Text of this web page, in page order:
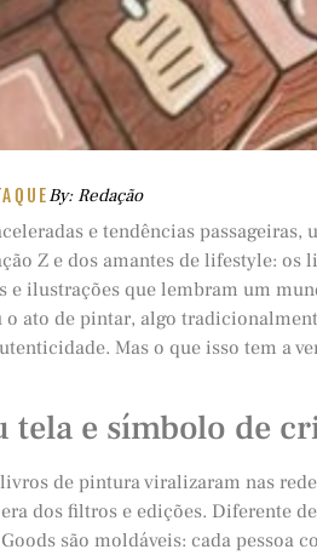
By: Redação
e tendências
Z e dos amantes de lifestyle: os
e ilustrações que lembram um
ato de pintar, algo
Mas o que isso tem a
tela e símbolo de
de pintura viralizaram nas
dos filtros e edições. Diferente
são moldáveis: cada pessoa